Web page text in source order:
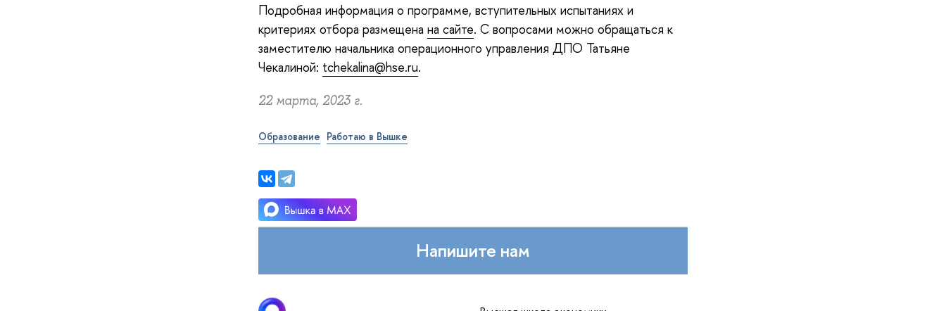
Подробная информация о программе, вступительных испытаниях и
критериях отбора размещена на сайте. С вопросами можно обращаться к
заместителю начальника операционного управления ДПО Татьяне
Чекалиной: tchekalina@hse.ru.
22 марта, 2023 г.
Образование Работаю в Вышке
Напишите нам